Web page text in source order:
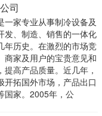
司
一家专业从事制冷设备及
发、制造、销售的一体化
年历史。在激烈的市场竞
商家及用户的宝贵意见和
高产品质量。近几年，
开拓国外市场，产品出口
国家。2005年，公